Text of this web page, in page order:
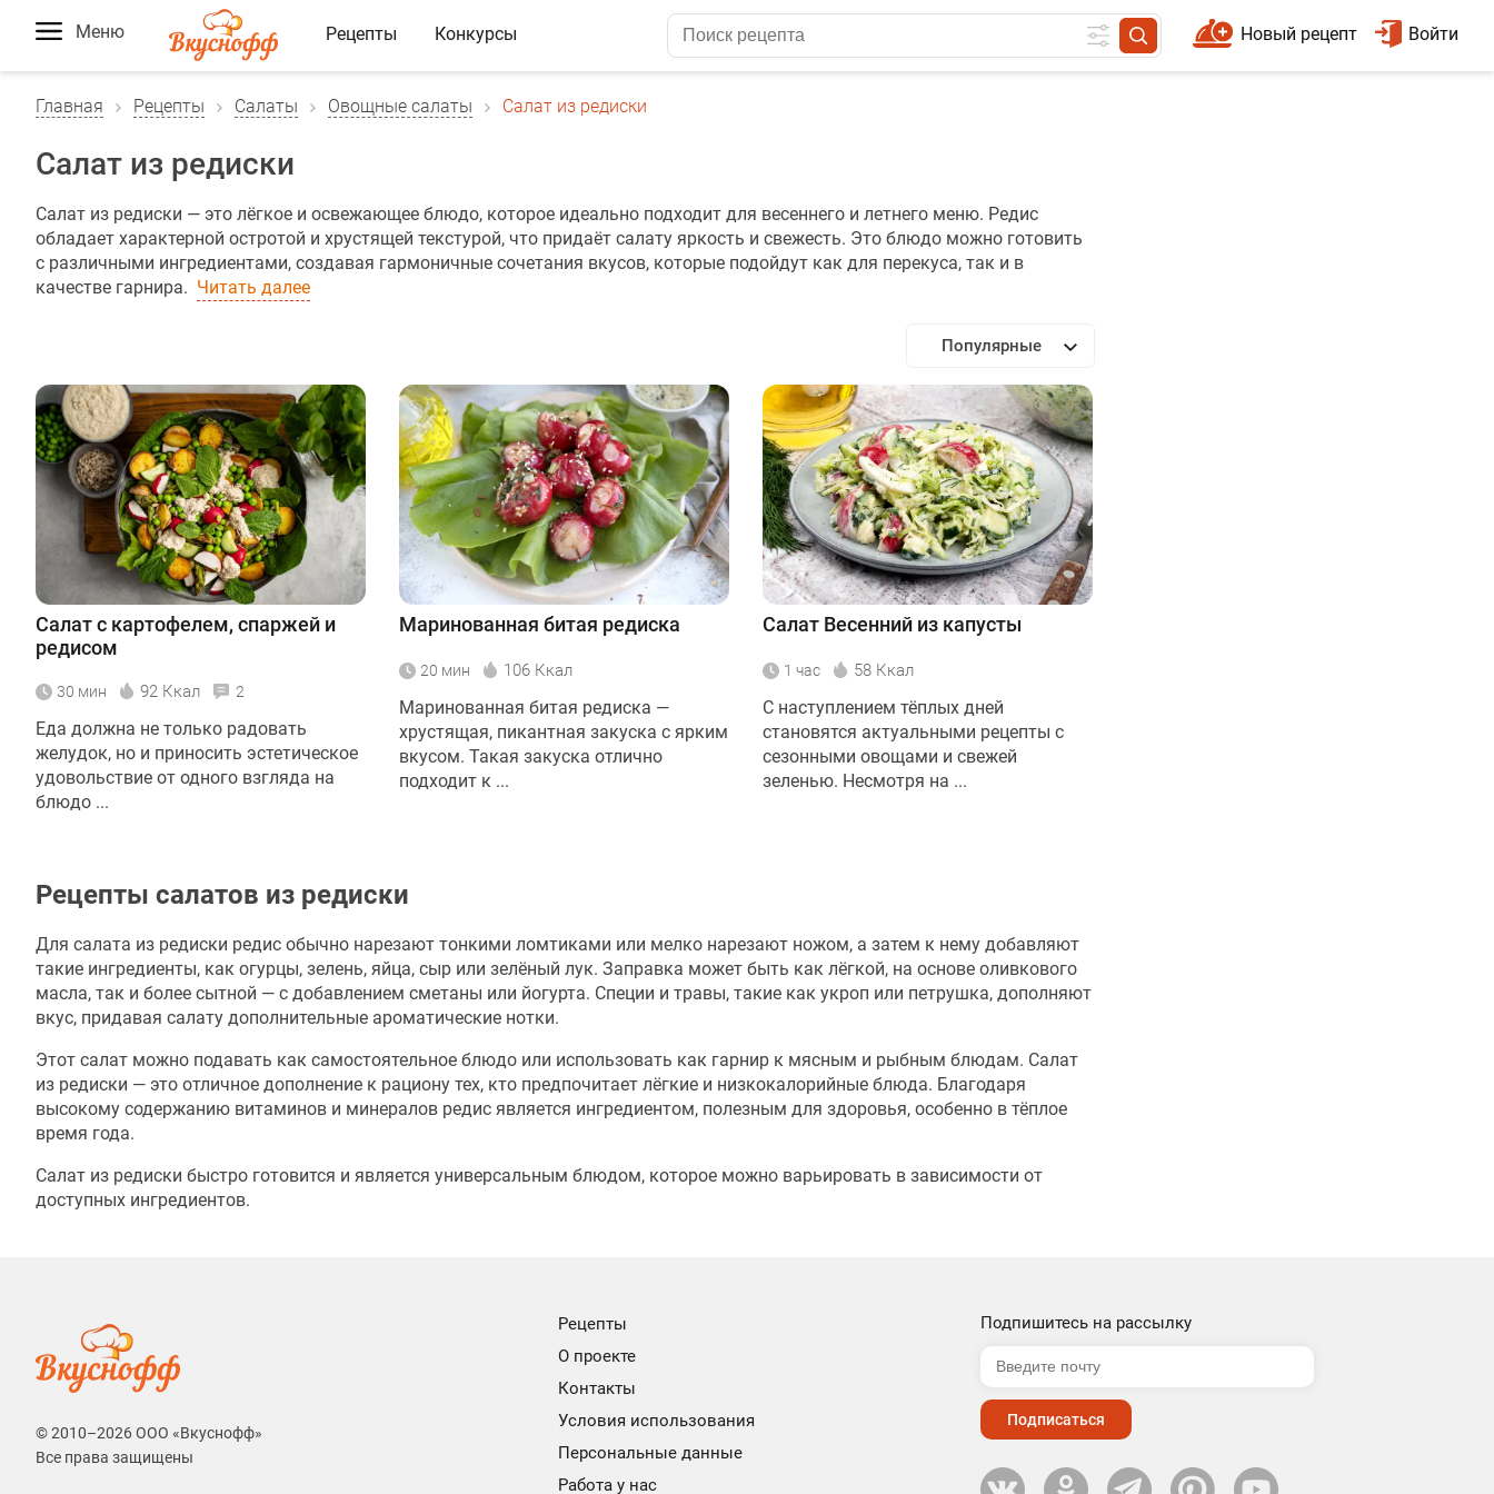
Меню Рецепты Конкурсы Войти
Новый рецепт
Главная Рецепты Салаты Овощные салаты Салат из редиски
Салат из редиски
Салат из редиски — это лёгкое и освежающее блюдо, которое идеально подходит для весеннего и летнего меню. Редис
обладает характерной остротой и хрустящей текстурой, что придаёт салату яркость и свежесть. Это блюдо можно готовить
с различными ингредиентами, создавая гармоничные сочетания вкусов, которые подойдут как для перекуса, так и в
качестве гарнира. Читать далее
Популярные
Салат с картофелем, спаржей и
редисом
30 мин 92 Ккал 2
Еда должна не только радовать
желудок, но и приносить эстетическое
удовольствие от одного взгляда на
блюдо ...
Маринованная битая редиска
20 мин 106 Ккал
Маринованная битая редиска —
хрустящая, пикантная закуска с ярким
вкусом. Такая закуска отлично
подходит к ...
Салат Весенний из капусты
1 час 58 Ккал
С наступлением тёплых дней
становятся актуальными рецепты с
сезонными овощами и свежей
зеленью. Несмотря на ...
Рецепты салатов из редиски
Для салата из редиски редис обычно нарезают тонкими ломтиками или мелко нарезают ножом, а затем к нему добавляют
такие ингредиенты, как огурцы, зелень, яйца, сыр или зелёный лук. Заправка может быть как лёгкой, на основе оливкового
масла, так и более сытной — с добавлением сметаны или йогурта. Специи и травы, такие как укроп или петрушка, дополняют
вкус, придавая салату дополнительные ароматические нотки.
Этот салат можно подавать как самостоятельное блюдо или использовать как гарнир к мясным и рыбным блюдам. Салат
из редиски — это отличное дополнение к рациону тех, кто предпочитает лёгкие и низкокалорийные блюда. Благодаря
высокому содержанию витаминов и минералов редис является ингредиентом, полезным для здоровья, особенно в тёплое
время года.
Салат из редиски быстро готовится и является универсальным блюдом, которое можно варьировать в зависимости от
доступных ингредиентов.
Рецепты
О проекте
Контакты
Условия использования
Персональные данные
Работа у нас
Подпишитесь на рассылку
Подписаться
© 2010–2026 ООО «Вкуснофф»
Все права защищены